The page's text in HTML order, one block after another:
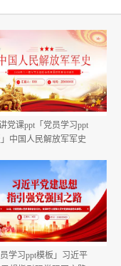
党课ppt「党员学习ppt
中国人民解放军军史
培训党课ppt模板【含完
整内容】.pptx
员学习ppt模板」习近平